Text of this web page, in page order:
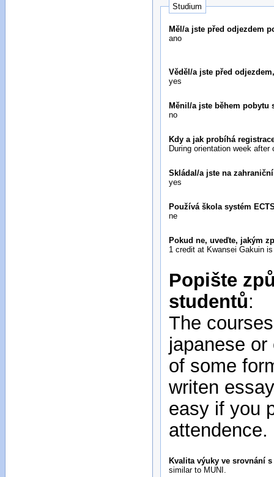
Studium
Měl/a jste před odjezdem
ano
Věděl/a jste před
yes
Měnil/a jste během
no
Kdy a jak probíhá
During orientation week
Skládal/a jste na
yes
Používá škola systém
ne
Pokud ne, uveďte, jakým
1 credit at Kwansei Gakuin
Popište
studentů:
The
japanese
of some
writen
easy if you
attendence.
Kvalita výuky ve srovnání
similar to MUNI.